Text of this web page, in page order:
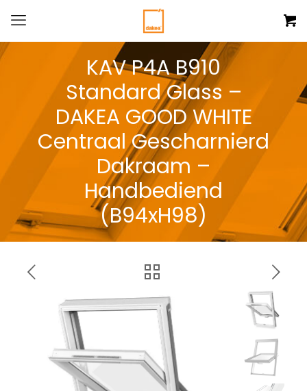
KAV P4A B910
Standard Glass –
DAKEA GOOD WHITE
Centraal Gescharnierd
Dakraam –
Handbediend
(B94xH98)